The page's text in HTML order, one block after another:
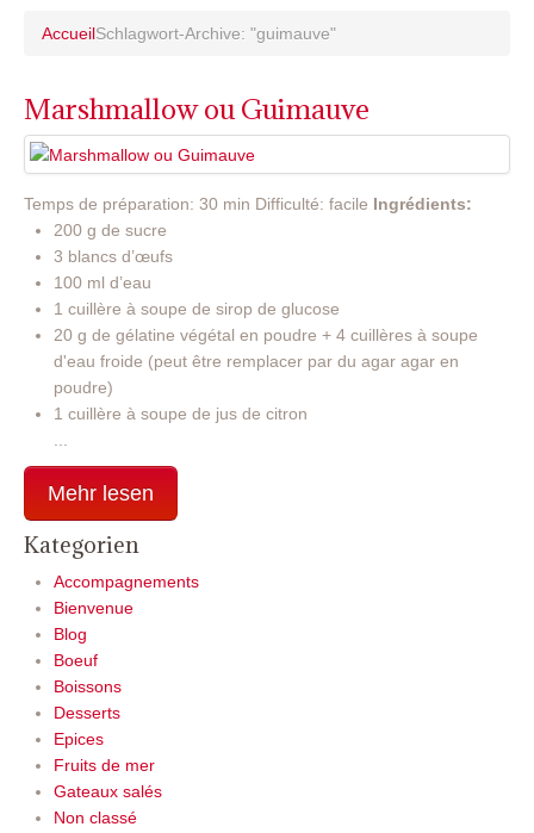
AccueilSchlagwort-Archive: "guimauve"
Marshmallow ou Guimauve
Temps de préparation: 30 min Difficulté: facile Ingrédients:
200 g de sucre
3 blancs d’œufs
100 ml d’eau
1 cuillère à soupe de sirop de glucose
20 g de gélatine végétal en poudre + 4 cuillères à soupe
d'eau froide (peut être remplacer par du agar agar en
poudre)
1 cuillère à soupe de jus de citron
Mehr lesen
Kategorien
Accompagnements
Bienvenue
Blog
Boeuf
Boissons
Desserts
Epices
Fruits de mer
Gateaux salés
Non classé